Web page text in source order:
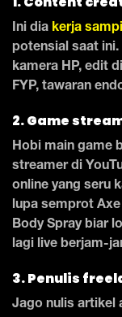
Ini dia kerja
potensial saat
kamera HP, edit
FYP, tawaran
2. Game
Hobi main game
streamer di
online yang seru
lupa semprot
Body Spray biar
lagi live berjam-
3. Penulis
Jago nulis artikel